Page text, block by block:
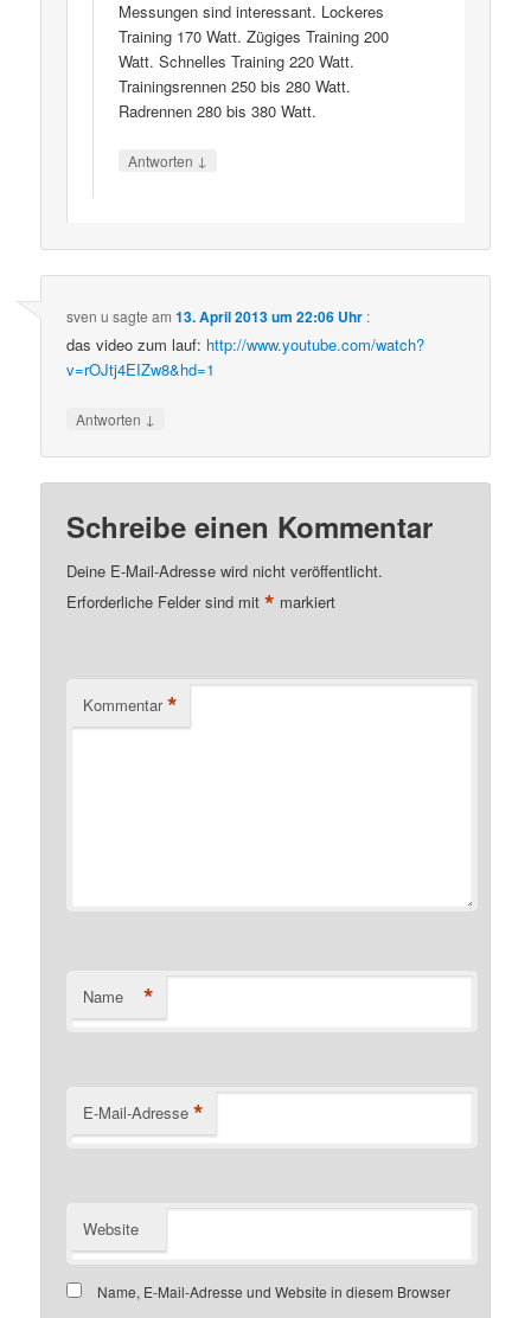
Messungen sind interessant. Lockeres
Training 170 Watt. Zügiges Training 200
Watt. Schnelles Training 220 Watt.
Trainingsrennen 250 bis 280 Watt.
Radrennen 280 bis 380 Watt.
Antworten ↓
sven u sagte am13. April 2013 um 22:06 Uhr :
das video zum lauf: http://www.youtube.com/watch?
v=rOJtj4EIZw8&hd=1
Antworten ↓
Schreibe einen Kommentar
Deine E-Mail-Adresse wird nicht veröffentlicht.
Erforderliche Felder sind mit* markiert
Kommentar *
Name *
E-Mail-Adresse *
Website
Name, E-Mail-Adresse und Website in diesem Browser